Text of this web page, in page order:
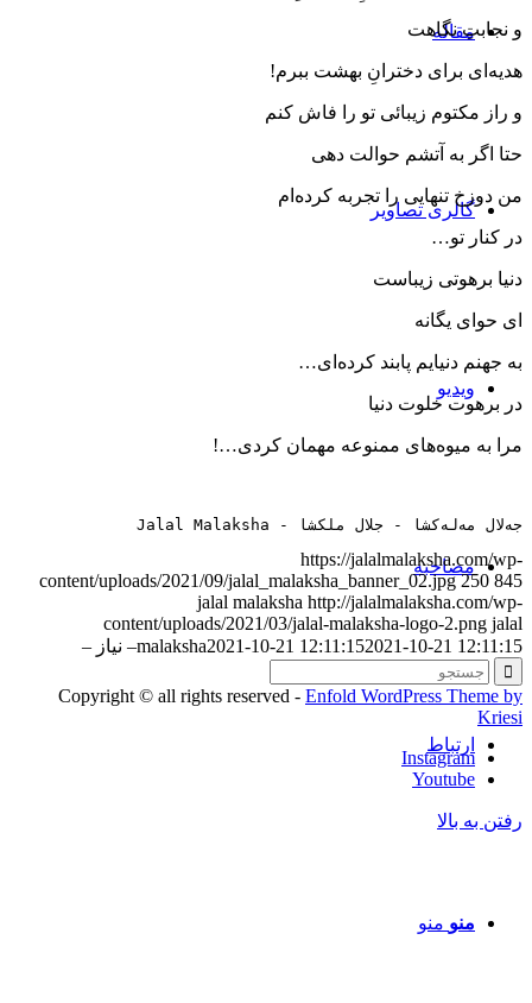
مقاله‌
گالری تصاویر
ویدیو
مصاحبه‌
ارتباط
منو منو
و نجابتِ نگاهت
هدیه‌ای برای دخترانِ بهشت ببرم!
و راز مكتوم زیبائی تو را فاش كنم
حتا اگر به‌ آتشم حوالت دهی
من دوزخ تنهایی را تجربه كرده‌ام
در كنار تو…
دنیا برهوتی زیباست
ای حوای یگانه
به جهنم دنیایم پابند كرده‌ای…
در برهوت خلوت دنیا
مرا به میوه‌های ممنوعه مهمان كردی…!
جەلال مەلەکشا - جلال ملکشا - Jalal Malaksha
https://jalalmalaksha.com/wp-
content/uploads/2021/09/jalal_malaksha_banner_02.jpg 250 845
jalal malaksha http://jalalmalaksha.com/wp-
content/uploads/2021/03/jalal-malaksha-logo-2.png jalal
malaksha2021-10-21 12:11:152021-10-21 12:11:15 – نیاز –
Copyright © all rights reserved - Enfold WordPress Theme by
Kriesi
Instagram
Youtube
رفتن به بالا